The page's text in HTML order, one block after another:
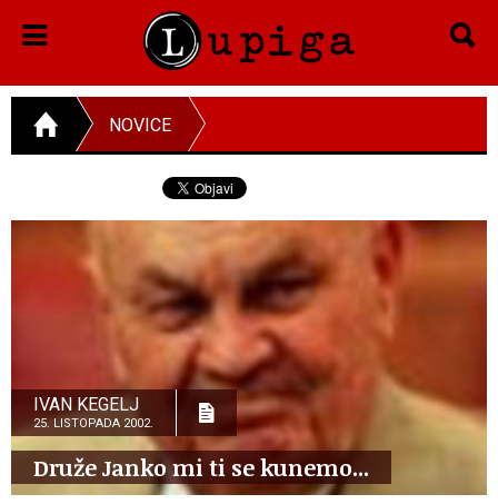
NOVICE
IVAN KEGELJ
25. LISTOPADA 2002.
Druže Janko mi ti se kunemo...